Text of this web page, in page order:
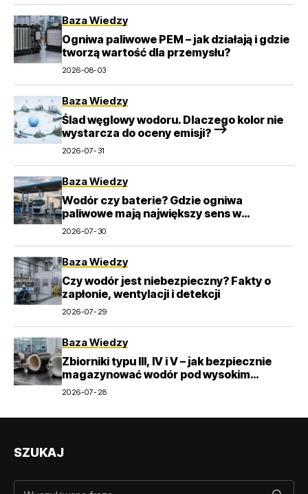
Baza Wiedzy
Ogniwa paliwowe PEM – jak działają i gdzie
tworzą wartość dla przemysłu?
2026-08-03
Baza Wiedzy
Ślad węglowy wodoru. Dlaczego kolor nie
wystarcza do oceny emisji? –>
2026-07-31
Baza Wiedzy
Wodór czy baterie? Gdzie ogniwa
paliwowe mają największy sens w
transporcie
2026-07-30
Baza Wiedzy
Czy wodór jest niebezpieczny? Fakty o
zapłonie, wentylacji i detekcji
2026-07-29
Baza Wiedzy
Zbiorniki typu III, IV i V – jak bezpiecznie
magazynować wodór pod wysokim
ciśnieniem?
2026-07-28
SZUKAJ